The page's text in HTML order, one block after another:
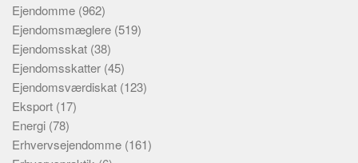
Ejendomme (962)
Ejendomsmæglere (519)
Ejendomsskat (38)
Ejendomsskatter (45)
Ejendomsværdiskat (123)
Eksport (17)
Energi (78)
Erhvervsejendomme (161)